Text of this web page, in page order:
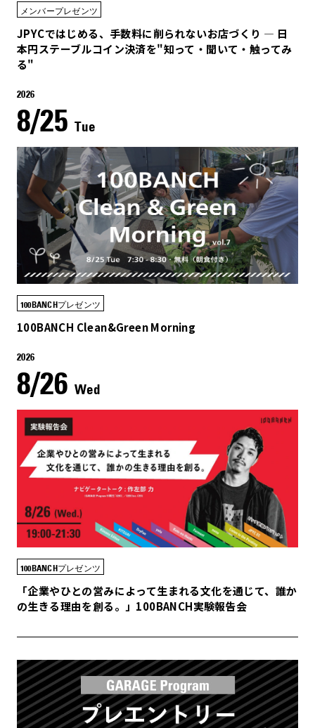
メンバープレゼンツ
JPYCではじめる、手数料に削られないお店づくり — 日
本円ステーブルコイン決済を"知って・聞いて・触ってみ
る"
2026
8/25 Tue
100BANCHプレゼンツ
100BANCH Clean&Green Morning
2026
8/26 Wed
100BANCHプレゼンツ
「企業やひとの営みによって生まれる文化を通じて、誰か
の生きる理由を創る。」100BANCH実験報告会